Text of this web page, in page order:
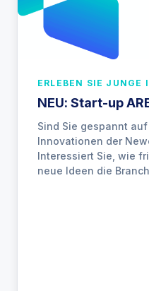
ERLEBEN SIE JUNGE
NEU: Start-up
Sind Sie gespannt
Innovationen der
Interessiert Sie, wie
neue Ideen die